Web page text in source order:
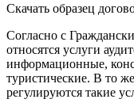
Скачать образец
Согласно с
относятся услуги
информационные,
туристические. В то
регулируются такие